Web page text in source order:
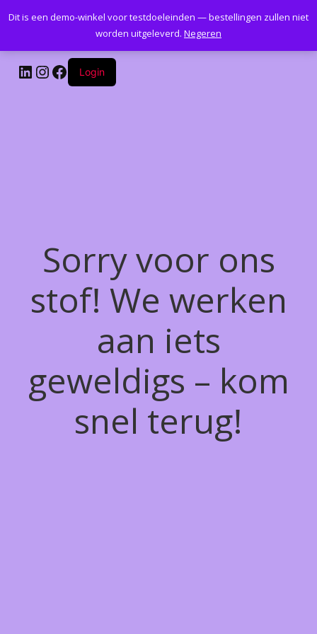
Kantoormeubelenplus.com
LinkedIn
Instagram
Facebook
Login
Sorry voor ons
stof! We werken
aan iets
geweldigs – kom
snel terug!
Dit is een demo-winkel voor testdoeleinden — bestellingen zullen niet
worden uitgeleverd. Negeren